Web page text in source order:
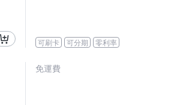
可刷卡 可分期 零利率
免運費